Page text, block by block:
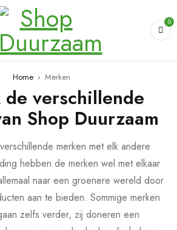
0
Home › Merken
verschillende
Shop Duurzaam
merken met elk andere
hebben de merken wel met elkaar
naar een groenere wereld door
aan te bieden. Sommige merken
zelfs verder, zij doneren een